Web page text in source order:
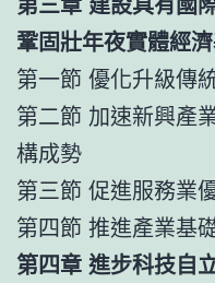
鞏固壯年夜實體經
第一節 優化升級傳
第二節 加速新興產
構成勢
第三節 促進服務業
第四節 推進產業基
第四章 進步科技自